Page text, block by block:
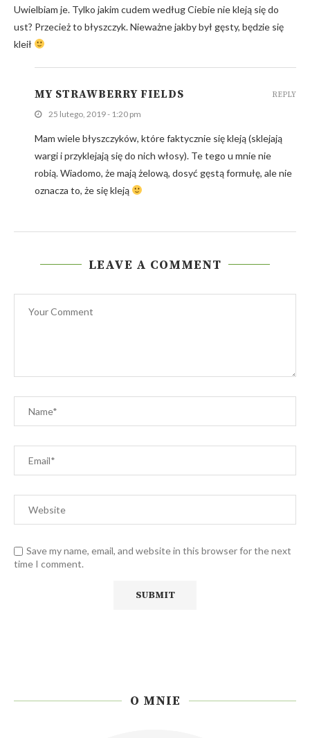
Uwielbiam je. Tylko jakim cudem według Ciebie nie kleją się do
ust? Przecież to błyszczyk. Nieważne jakby był gęsty, będzie się
kleił
MY STRAWBERRY FIELDS
25 lutego, 2019 - 1:20 pm
Mam wiele błyszczyków, które faktycznie się kleją (sklejają
wargi i przyklejają się do nich włosy). Te tego u mnie nie
robią. Wiadomo, że mają żelową, dosyć gęstą formułę, ale nie
oznacza to, że się kleją
REPLY
LEAVE A COMMENT
Save my name, email, and website in this browser for the next
time I comment.
O MNIE